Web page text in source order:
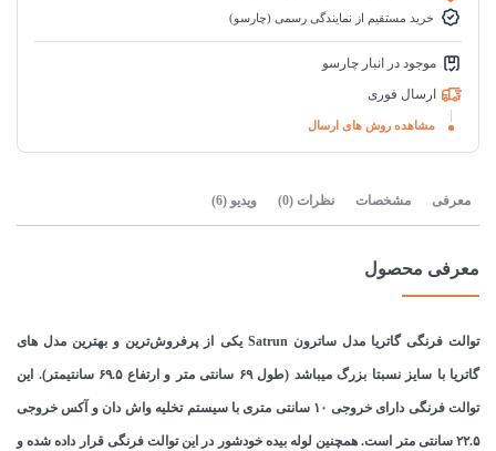
خرید مستقیم از نمایندگی رسمی (چارسو)
موجود در انبار چارسو
ارسال فوری
مشاهده روش های ارسال
معرفی مشخصات نظرات (0) ویدیو (6)
معرفی محصول
توالت فرنگی گاتریا مدل ساترون Satrun یکی از پرفروش‌ترین و بهترین مدل های
گاتریا با سایز نسبتا بزرگ میباشد (طول ۶۹ سانتی متر و ارتفاع ۶۹.۵ سانتیمتر). این
توالت فرنگی دارای خروجی ۱۰ سانتی متری با سیستم تخلیه واش دان و آکس خروجی
۲۲.۵ سانتی متر است. همچنین لوله بیده خودشور در این توالت فرنگی قرار داده شده و